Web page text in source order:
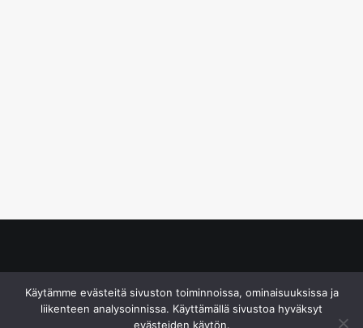
Käytämme evästeitä sivuston toiminnoissa, ominaisuuksissa ja
liikenteen analysoinnissa. Käyttämällä sivustoa hyväksyt
evästeiden käytön.